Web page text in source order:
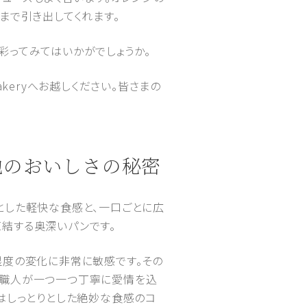
引き出してくれます。
てみてはいかがでしょうか。
へお越しください。皆さまの
おいしさの秘密
た軽快な食感と、一口ごとに広
する奥深いパンです。
の変化に非常に敏感です。その
人が一つ一つ丁寧に愛情を込
しっとりとした絶妙な食感のコ